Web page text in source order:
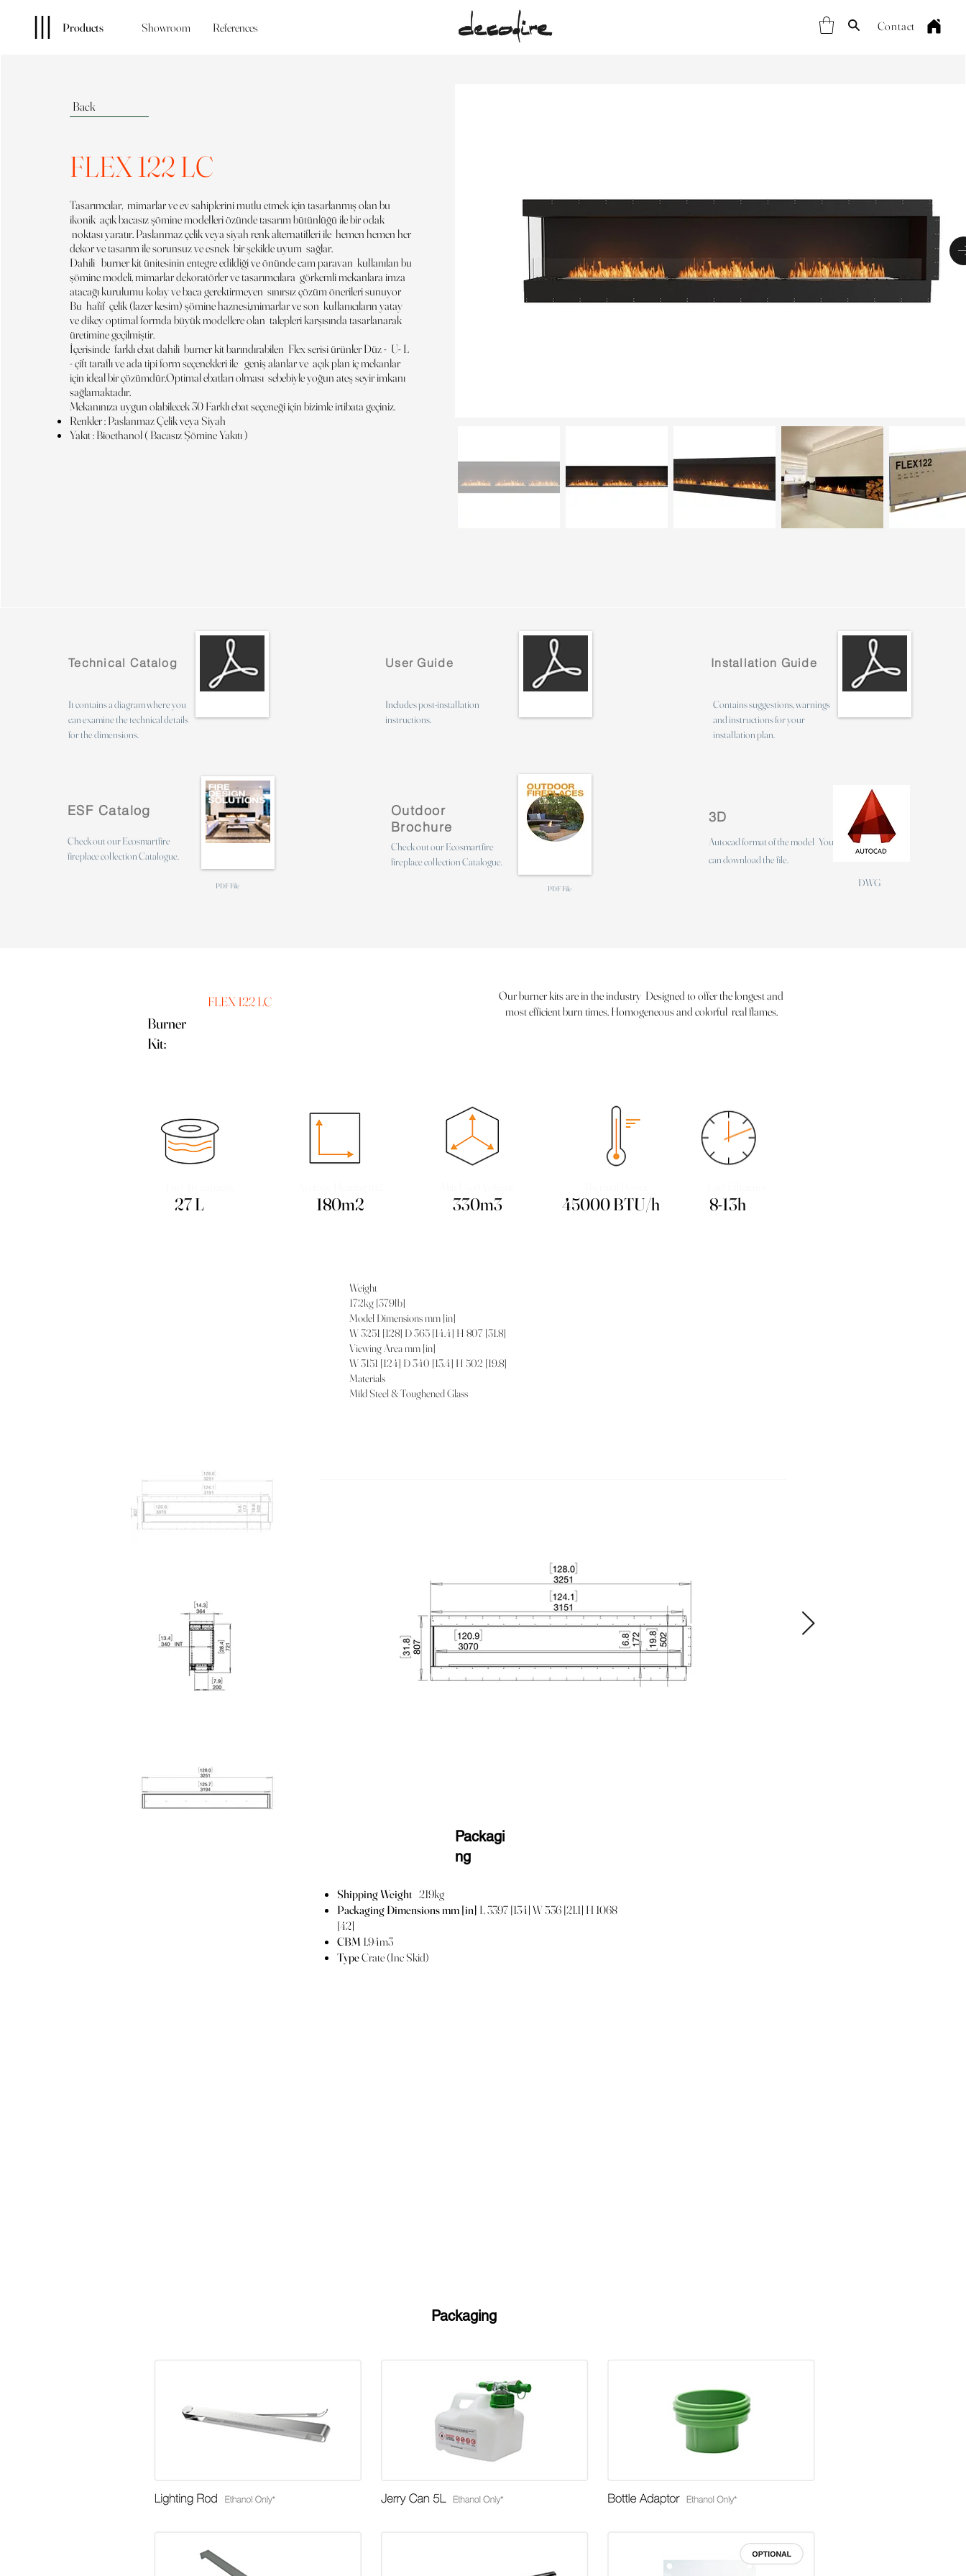
Products Showroom References Contact
Back
FLEX 122 LC
Tasarımcılar, mimarlar ve ev sahiplerini mutlu etmek için tasarlanmış olan bu
ikonik açık bacasız şömine modelleri özünde tasarım bütünlüğü ile bir odak
noktası yaratır. Paslanmaz çelik veya siyah renk alternatifleri ile hemen hemen her
dekor ve tasarım ile sorunsuz ve esnek bir şekilde uyum sağlar.
Dahili burner kit ünitesinin entegre edildiği ve önünde cam paravan kullanılan bu
şömine modeli, mimarlar dekoratörler ve tasarımcılara görkemli mekanlara imza
atacağı kurulumu kolay ve baca gerektirmeyen sınırsız çözüm önerileri sunuyor
Bu hafif çelik (lazer kesim) şömine haznesi,mimarlar ve son kullanıcıların yatay
ve dikey optimal formda büyük modellere olan talepleri karşısında tasarlanarak
üretimine geçilmiştir.
İçerisinde farklı ebat dahili burner kit barındırabilen Flex serisi ürünler Düz - U- L
- çift taraflı ve ada tipi form seçenekleri ile geniş alanlar ve açık plan iç mekanlar
için ideal bir çözümdür.Optimal ebatları olması sebebiyle yoğun ateş seyir imkanı
sağlamaktadır.
Mekanınıza uygun olabilecek 30 Farklı ebat seçeneği için bizimle irtibata geçiniz.
Renkler : Paslanmaz Çelik veya Siyah
Yakıt : Bioethanol ( Bacasız Şömine Yakıtı )
Technical Catalog
It contains a diagram where you
can examine the technical details
for the dimensions.
User Guide
Includes post-installation
instructions.
Installation Guide
Contains suggestions, warnings
and instructions for your
installation plan.
ESF Catalog
Check out our Ecosmartfire
fireplace collection Catalogue.
PDF File
Outdoor
Brochure
Check out our Ecosmartfire
fireplace collection Catalogue.
PDF File
3D
Autocad format of the model You
can download the file.
DWG
Burner
Kit:
FLEX 122 LC
Our burner kits are in the industry Designed to offer the longest and
most efficient burn times. Homogeneous and colorful real flames.
27 L 180m2 330m3 45000 BTU/h 8-13h
Weight
172kg [379lb]
Model Dimensions mm [in]
W 3251 [128] D 365 [14.4] H 807 [31.8]
Viewing Area mm [in]
W 3151 [124] D 340 [13.4] H 502 [19.8]
Materials
Mild Steel & Toughened Glass
Packagi
ng
Shipping Weight 219kg
Packaging Dimensions mm [in] L 3397 [134] W 536 [21.1] H 1068
[42]
CBM 1.94m3
TypeCrate (Inc Skid)
Packaging